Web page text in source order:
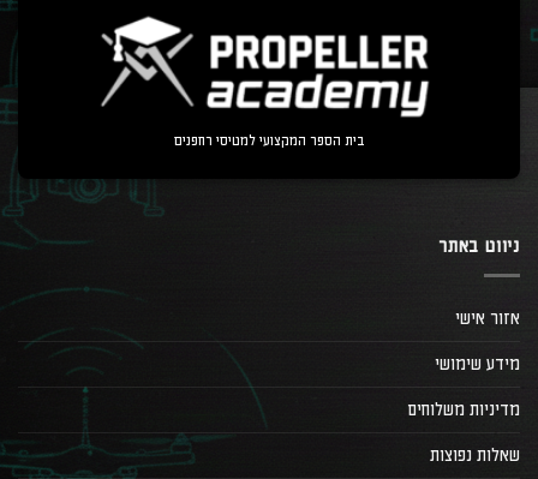
בית הספר המקצועי למטיסי רחפנים
ניווט באתר
אזור אישי
מידע שימושי
מדיניות משלוחים
שאלות נפוצות